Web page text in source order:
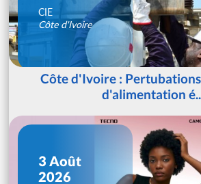
CIE
Côte d'Ivoire
Côte d'Ivoire :
d'alimentation
3 Août
2026